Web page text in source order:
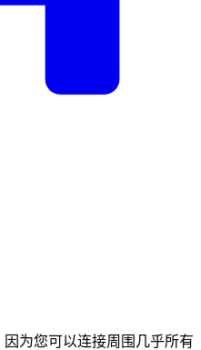
为您可以连接周围几乎所有